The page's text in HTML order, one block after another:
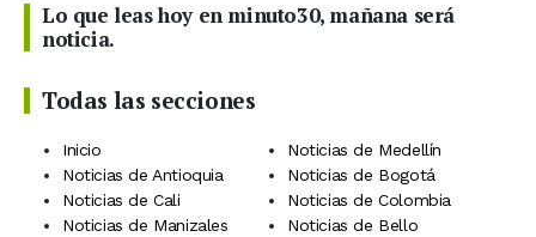
Lo que leas hoy en minuto30, mañana será
noticia.
Todas las secciones
Inicio
Noticias de Medellín
Noticias de Antioquia
Noticias de Bogotá
Noticias de Cali
Noticias de Colombia
Noticias de Manizales
Noticias de Bello